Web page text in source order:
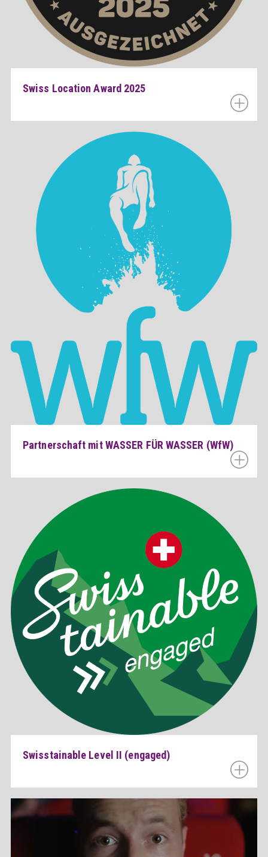
Swiss Location Award 2025
Partnerschaft mit WASSER FÜR WASSER (WfW)
Swisstainable Level II (engaged)